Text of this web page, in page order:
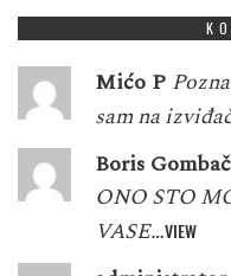
Mićo P
sam na
Boris Gombač
ONO STO
VASE…VIEW